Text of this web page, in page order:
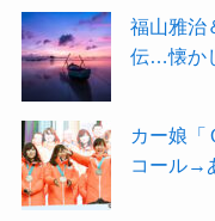
福山雅治
伝…懐か
カー娘「
コール→